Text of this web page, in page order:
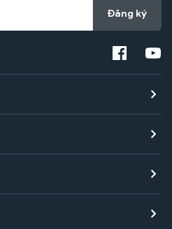
Đăng ký